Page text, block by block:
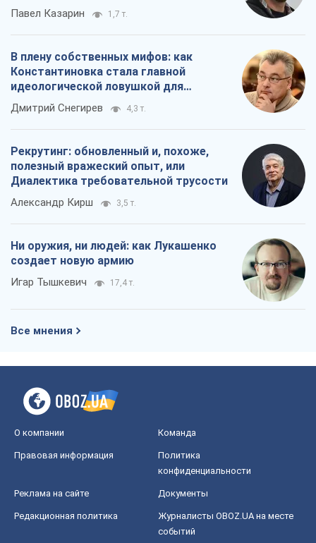
Павел Казарин 1,7 т.
В плену собственных мифов: как
Константиновка стала главной
идеологической ловушкой для
российских оккупантов
Дмитрий Снегирев 4,3 т.
Рекрутинг: обновленный и, похоже,
полезный вражеский опыт, или
Диалектика требовательной трусости
Александр Кирш 3,5 т.
Ни оружия, ни людей: как Лукашенко
создает новую армию
Игар Тышкевич 17,4 т.
Все мнения
О компании Команда
Правовая информация
Политика
конфиденциальности
Реклама на сайте Документы
Редакционная политика
Журналисты OBOZ.UA на месте
событий